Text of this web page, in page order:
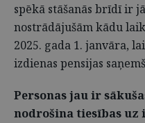
spēkā stāšanās brīdī ir
nostrādājušām kādu
2025. gada 1. janvāra,
izdienas pensijas
Personas jau ir
nodrošina tiesības uz